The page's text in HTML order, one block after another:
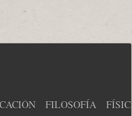
FILOSOFÍA